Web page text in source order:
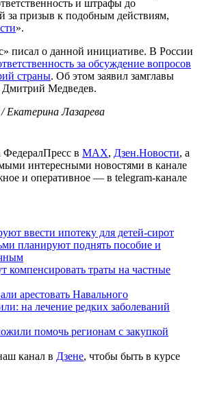
и штрафы до
за призыв к подобным действиям,
».
писал о данной инициативе. В России
за обсуждение вопросов
страны. Об этом заявил замглавы
Дмитрий Медведев.
Екатерина Лазарева
в МАХ, Дзен.Новости, а
интересными новостями в канале
и оперативное — в telegram-канале
ввести ипотеку для детей-сирот
планируют поднять пособие и
компенсировать траты на частные
арестовать Навального
на лечение редких заболеваний
помочь регионам с закупкой
канал в Дзене, чтобы быть в курсе